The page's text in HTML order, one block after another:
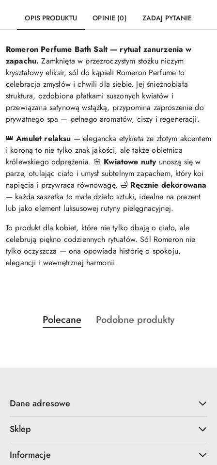
OPIS PRODUKTU OPINIE (0) ZADAJ PYTANIE
Romeron Perfume Bath Salt — rytuał zanurzenia w
zapachu. Zamknięta w przezroczystym stożku niczym
kryształowy eliksir, sól do kąpieli Romeron Perfume to
celebracja zmysłów i chwili dla siebie. Jej śnieżnobiała
struktura, ozdobiona płatkami suszonych kwiatów i
przewiązana satynową wstążką, przypomina zaproszenie do
prywatnego spa — pełnego aromatów, ciszy i regeneracji.
👑Amulet relaksu — elegancka etykieta ze złotym akcentem
i koroną to nie tylko znak jakości, ale także obietnica
królewskiego odprężenia. 🌸 Kwiatowe nutyunoszą się w
parze, otulając ciało i umysł subtelnym zapachem, który koi
napięcia i przywraca równowagę. 🛁 Ręcznie dekorowana
— każda saszetka to małe dzieło sztuki, idealne na prezent
lub jako element luksusowej rutyny pielęgnacyjnej.
To produkt dla kobiet, które nie tylko dbają o ciało, ale
celebrują piękno codziennych rytuałów. Sól Romeron nie
tylko oczyszcza — ona opowiada historię o spokoju,
elegancji i wewnętrznej harmonii.
Pomiń karuzelę produktów
Produkty
o
Polecane
Produkty
Podobne produkty
Dane adresowe
Sklep
Informacje